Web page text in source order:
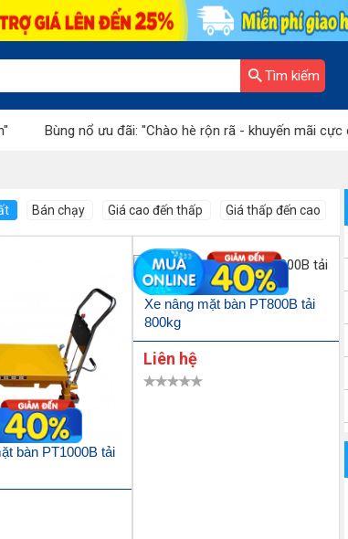
Tìm kiếm
Bùng nổ ưu đãi: "Chào hè rộn rã - khuyến mãi cực đã"
Bán chạy Giá cao đến thấp Giá thấp đến cao
bàn PT1000B tải
Xe nâng mặt bàn PT800B tải
800kg
Liên hệ